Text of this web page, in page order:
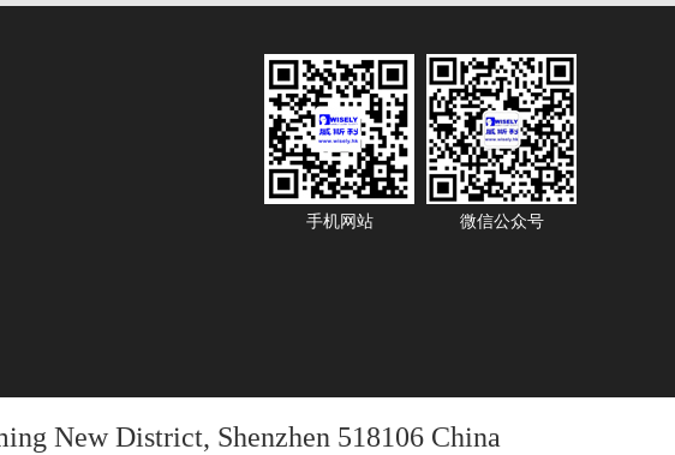
手机网站 微信公众号
New District, Shenzhen 518106 China